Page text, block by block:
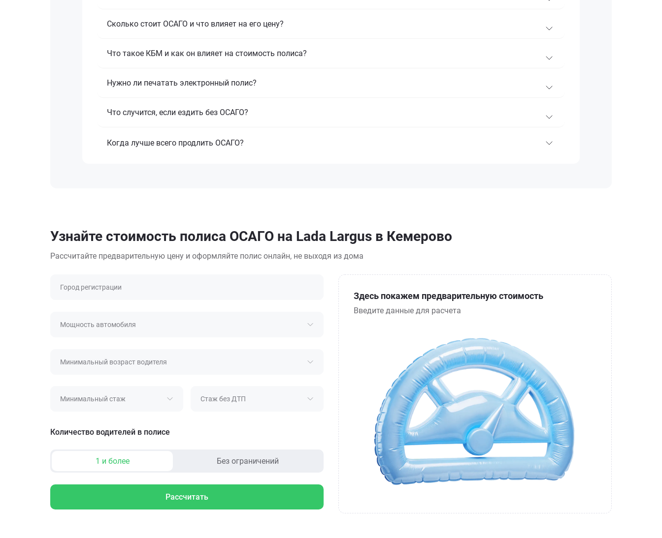
Сколько стоит ОСАГО и что влияет на его цену?
Что такое КБМ и как он влияет на стоимость полиса?
Нужно ли печатать электронный полис?
Что случится, если ездить без ОСАГО?
Когда лучше всего продлить ОСАГО?
Узнайте стоимость полиса ОСАГО на Lada Largus в Кемерово
Рассчитайте предварительную цену и оформляйте полис онлайн, не выходя из дома
Город регистрации
Мощность автомобиля
Минимальный возраст водителя
Минимальный стаж Стаж без ДТП
Количество водителей в полисе
1 и более Без ограничений
Рассчитать
Здесь покажем предварительную стоимость
Введите данные для расчета